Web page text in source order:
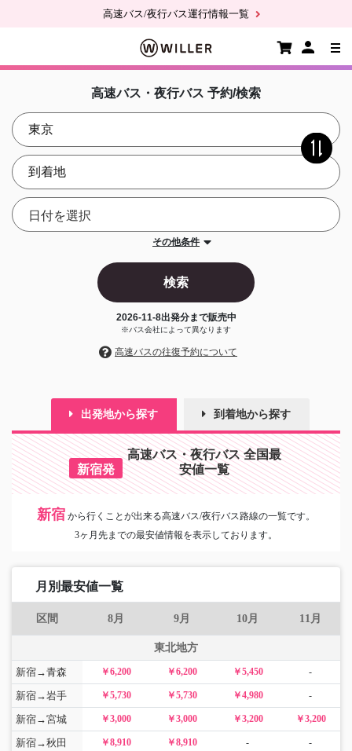
高速バス/夜行バス運行情報一覧
高速バス・夜行バス 予約/検索
その他条件
検索
2026-11-8出発分まで販売中
※バス会社によって異なります
高速バスの往復予約について
出発地から探す 到着地から探す
新宿発
高速バス・夜行バス 全国最
安値一覧
新宿 から行くことが出来る高速バス/夜行バス路線の一覧です。
3ヶ月先までの最安値情報を表示しております。
月別最安値一覧
区間 8月 9月 10月 11月
東北地方
新宿→青森 ￥6,200 ￥6,200 ￥5,450 -
新宿→岩手 ￥5,730 ￥5,730 ￥4,980 -
新宿→宮城 ￥3,000 ￥3,000 ￥3,200 ￥3,200
新宿→秋田 ￥8,910 ￥8,910 - -